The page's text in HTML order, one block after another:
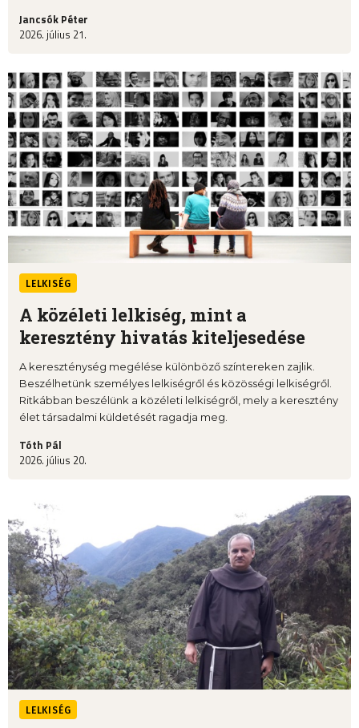
Jancsók Péter
2026. július 21.
LELKISÉG
A közéleti lelkiség, mint a
keresztény hivatás kiteljesedése
A kereszténység megélése különböző színtereken zajlik.
Beszélhetünk személyes lelkiségről és közösségi lelkiségről.
Ritkábban beszélünk a közéleti lelkiségről, mely a keresztény
élet társadalmi küldetését ragadja meg.
Tóth Pál
2026. július 20.
LELKISÉG